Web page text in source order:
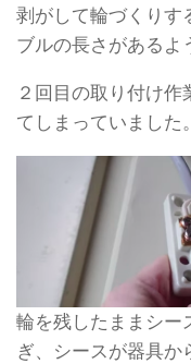
剥がして輪づくりす
ブルの長さがあるよ
２回目の取り付け
てしまっていました。
輪を残したままシー
ぎ、シースが器具か